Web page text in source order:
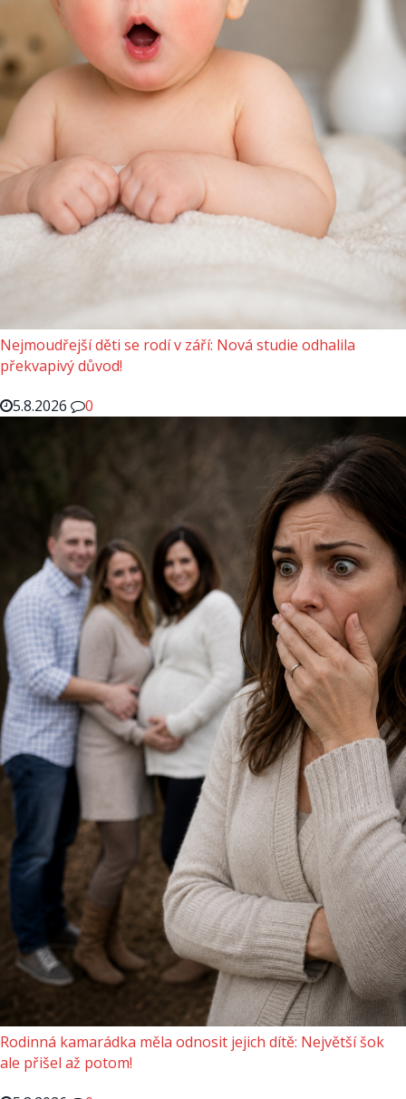
Nejmoudřejší děti se rodí v září: Nová studie odhalila
překvapivý důvod!
5.8.2026
0
Rodinná kamarádka měla odnosit jejich dítě: Největší šok
ale přišel až potom!